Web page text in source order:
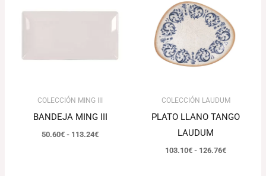
COLECCIÓN MING III
BANDEJA MING III
50.60€ - 113.24€
desde
50.60€
hasta
COLECCIÓN LAUDUM
PLATO LLANO TANGO
LAUDUM
103.10€ - 126.76€
103.10€
hasta
126.76€